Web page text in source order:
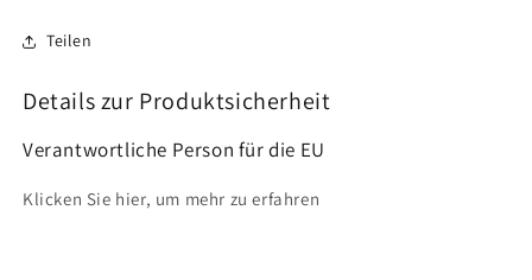
Teilen
Details zur Produktsicherheit
Verantwortliche Person für die EU
Klicken Sie hier, um mehr zu erfahren